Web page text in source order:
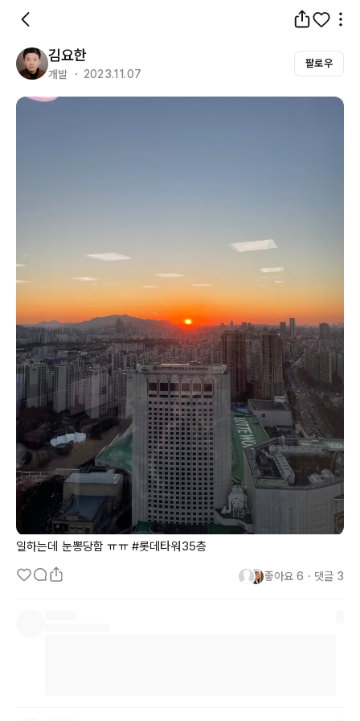
김요한
개발 ・ 2023.11.07
팔로우
일하는데 눈뽕당함 ㅠㅠ #롯데타워35층
좋아요 6 ・ 댓글 3